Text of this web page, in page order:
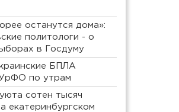
останутся дома»:
политологи - о
в Госдуму
БПЛА
по утрам
сотен тысяч
екатеринбургском